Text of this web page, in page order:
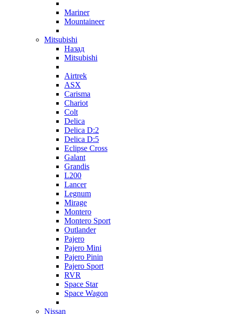
Mariner
Mountaineer
Mitsubishi
Назад
Mitsubishi
Airtrek
ASX
Carisma
Chariot
Colt
Delica
Delica D:2
Delica D:5
Eclipse Cross
Galant
Grandis
L200
Lancer
Legnum
Mirage
Montero
Montero Sport
Outlander
Pajero
Pajero Mini
Pajero Pinin
Pajero Sport
RVR
Space Star
Space Wagon
Nissan